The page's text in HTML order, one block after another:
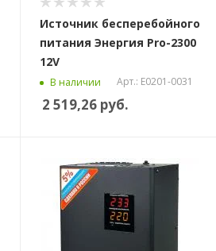
Источник бесперебойного
питания Энергия Pro-2300
12V
В наличии Арт.: Е0201-0031
2 519,26руб.